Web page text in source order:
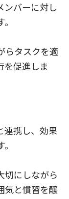
ンバーに対し
らタスクを適
を促進しま
連携し、効果
切にしながら
気と慣習を醸